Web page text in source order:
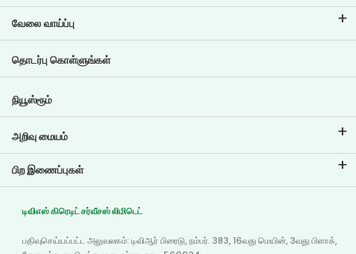
இஎம்ஐ கால்குலேட்டர்
இரு சக்கர வாகனக் கடன் இஎம்ஐ கால்குலேட்டர்
கார் மதிப்பீட்டு கருவி
வேலை வாய்ப்பு
தற்போதைய வேலை வாய்ப்புகள்
தொடர்பு கொள்ளுங்கள்
நியூஸ்ரூம்
அறிவு மையம்
வலைப்பதிவுகள்
அடிக்கடி கேட்கப்படும் கேள்விகள்
சான்றுகள்
பிற இணைப்புகள்
டீலர் இருப்பிடம்
வரைபடம்
டிவிஎஸ் கிரெடிட் சர்வீசஸ் லிமிடெட்
பதிவுசெய்யப்பட்ட அலுவலகம்: டிவிஆர் பிரைடு, நம்பர். 383, 16வது மெயின், 3வது பிளாக்,